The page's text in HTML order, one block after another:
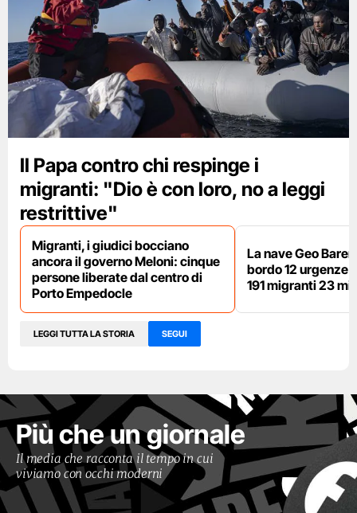
Il Papa contro chi respinge i
migranti: "Dio è con loro, no a leggi
restrittive"
Migranti, i giudici bocciano
ancora il governo Meloni: cinque
persone liberate dal centro di
Porto Empedocle
La nave Geo
bordo 12 urgenze
191 migranti 23
LEGGI TUTTA LA STORIA SEGUI
Più che un giornale
Il media che racconta il tempo in cui
viviamo con occhi moderni